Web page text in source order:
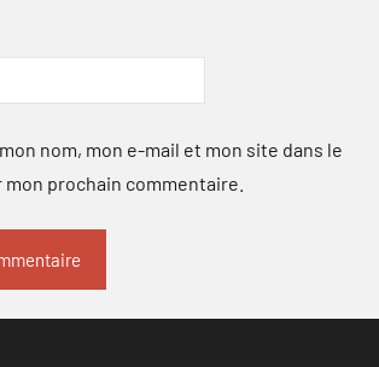
nom, mon e-mail et mon site dans le
prochain commentaire.